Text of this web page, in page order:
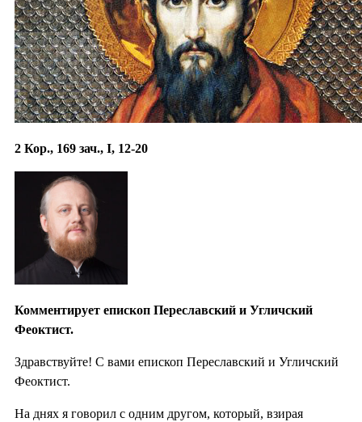
2 Кор., 169 зач., I, 12-20
Комментирует епископ Переславский и Угличский
Феоктист.
Здравствуйте! С вами епископ Переславский и Угличский
Феоктист.
На днях я говорил с одним другом, который, взирая